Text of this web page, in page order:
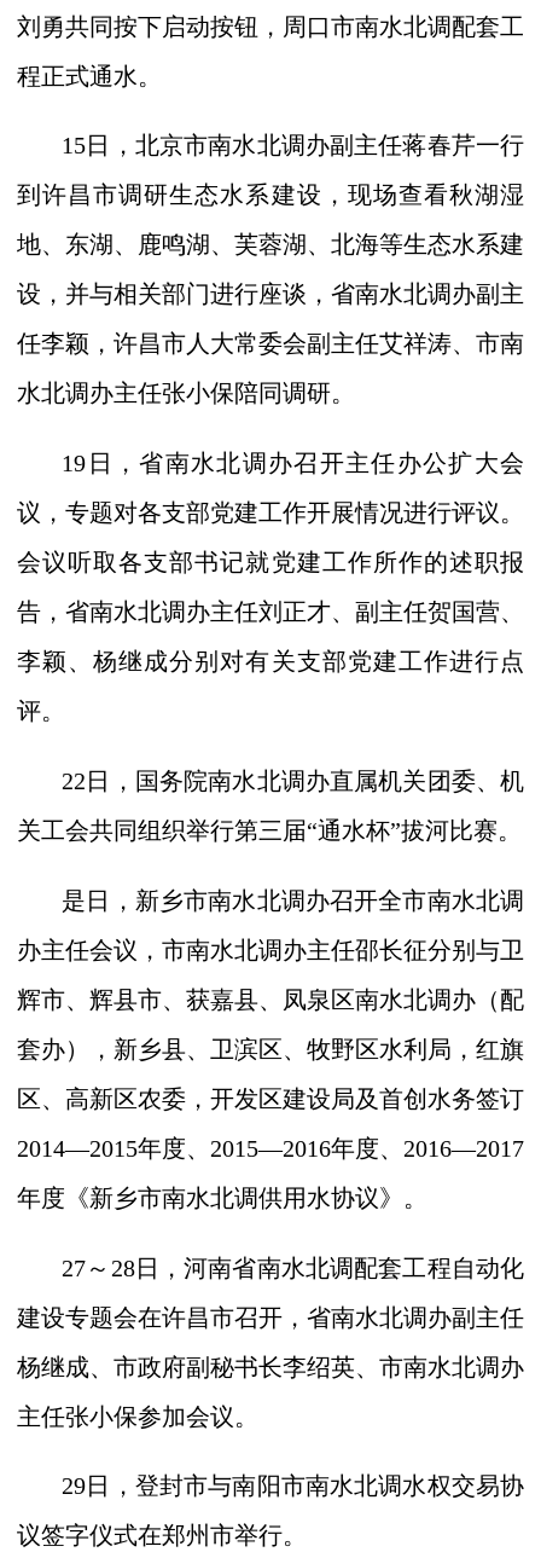
刘勇共同按下启动按钮，周口市南水北调配套工
程正式通水。
15日，北京市南水北调办副主任蒋春芹一行
到许昌市调研生态水系建设，现场查看秋湖湿
地、东湖、鹿鸣湖、芙蓉湖、北海等生态水系建
设，并与相关部门进行座谈，省南水北调办副主
任李颖，许昌市人大常委会副主任艾祥涛、市南
水北调办主任张小保陪同调研。
19 日，省南水北调办召开主任办公扩大会
议，专题对各支部党建工作开展情况进行评议。
会议听取各支部书记就党建工作所作的述职报
告，省南水北调办主任刘正才、副主任贺国营、
李颖、杨继成分别对有关支部党建工作进行点
评。
22 日，国务院南水北调办直属机关团委、机
关工会共同组织举行第三届“通水杯”拔河比赛。
是日，新乡市南水北调办召开全市南水北调
办主任会议，市南水北调办主任邵长征分别与卫
辉市、辉县市、获嘉县、凤泉区南水北调办（配
套办），新乡县、卫滨区、牧野区水利局，红旗
区、高新区农委，开发区建设局及首创水务签订
2014—2015年度、 2015—2016年度、 2016—2017
年度《新乡市南水北调供用水协议》。
27～ 28日，河南省南水北调配套工程自动化
建设专题会在许昌市召开，省南水北调办副主任
杨继成、市政府副秘书长李绍英、市南水北调办
主任张小保参加会议。
29日，登封市与南阳市南水北调水权交易协
议签字仪式在郑州市举行。